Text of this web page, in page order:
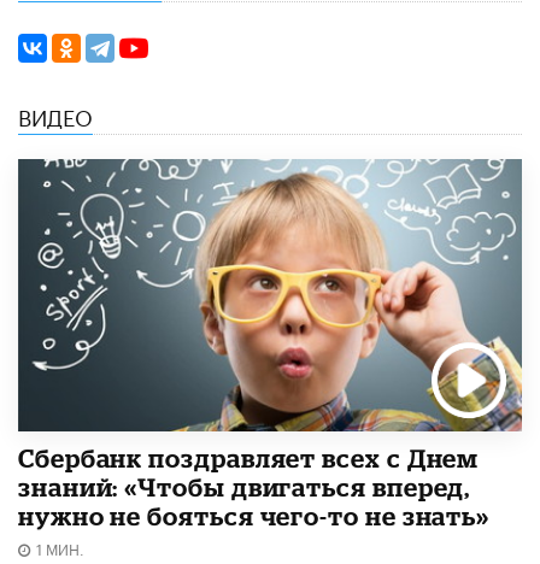
ВИДЕО
Сбербанк поздравляет всех с Днем
знаний: «Чтобы двигаться вперед,
нужно не бояться чего-то не знать»
1 МИН.